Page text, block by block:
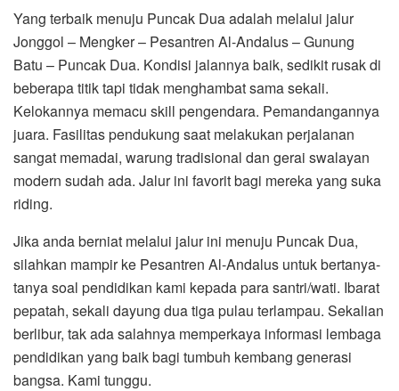
Yang terbaik menuju Puncak Dua adalah melalui jalur
Jonggol – Mengker – Pesantren Al-Andalus – Gunung
Batu – Puncak Dua. Kondisi jalannya baik, sedikit rusak di
beberapa titik tapi tidak menghambat sama sekali.
Kelokannya memacu skill pengendara. Pemandangannya
juara. Fasilitas pendukung saat melakukan perjalanan
sangat memadai, warung tradisional dan gerai swalayan
modern sudah ada. Jalur ini favorit bagi mereka yang suka
riding.
Jika anda berniat melalui jalur ini menuju Puncak Dua,
silahkan mampir ke Pesantren Al-Andalus untuk bertanya-
tanya soal pendidikan kami kepada para santri/wati. Ibarat
pepatah, sekali dayung dua tiga pulau terlampau. Sekalian
berlibur, tak ada salahnya memperkaya informasi lembaga
pendidikan yang baik bagi tumbuh kembang generasi
bangsa. Kami tunggu.